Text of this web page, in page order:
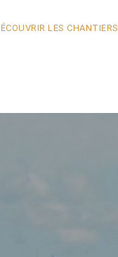
LES CHANTIERS